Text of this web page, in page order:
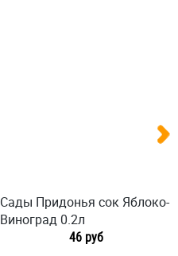
Сады Придонья сок Яблоко-
Виноград 0.2л
46 руб